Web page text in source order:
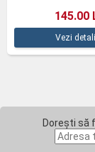
145.00
Vezi
Dorești să